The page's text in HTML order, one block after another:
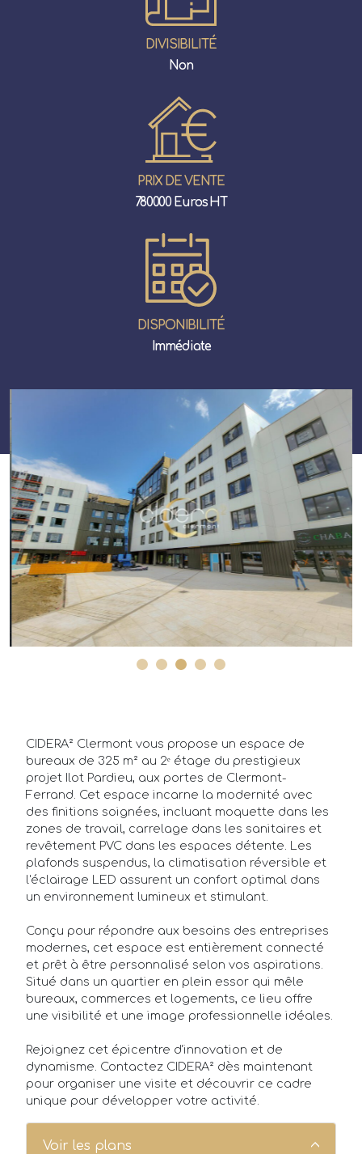
Propriétaires/Bailleurs
Actualités
Qui sommes-nous ?
FAQ
DIVISIBILITÉ
Non
PRIX DE VENTE
780000 Euros HT
DISPONIBILITÉ
Immédiate
CIDERA² Clermont vous propose un espace de
bureaux de 325 m² au 2ᵉ étage du prestigieux
projet Ilot Pardieu, aux portes de Clermont-
Ferrand. Cet espace incarne la modernité avec
des finitions soignées, incluant moquette dans les
zones de travail, carrelage dans les sanitaires et
revêtement PVC dans les espaces détente. Les
plafonds suspendus, la climatisation réversible et
l'éclairage LED assurent un confort optimal dans
un environnement lumineux et stimulant.
Conçu pour répondre aux besoins des entreprises
modernes, cet espace est entièrement connecté
et prêt à être personnalisé selon vos aspirations.
Situé dans un quartier en plein essor qui mêle
bureaux, commerces et logements, ce lieu offre
une visibilité et une image professionnelle idéales.
Rejoignez cet épicentre d'innovation et de
dynamisme. Contactez CIDERA² dès maintenant
pour organiser une visite et découvrir ce cadre
unique pour développer votre activité.
Voir les plans